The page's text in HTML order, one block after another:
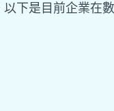
下是目前企業在